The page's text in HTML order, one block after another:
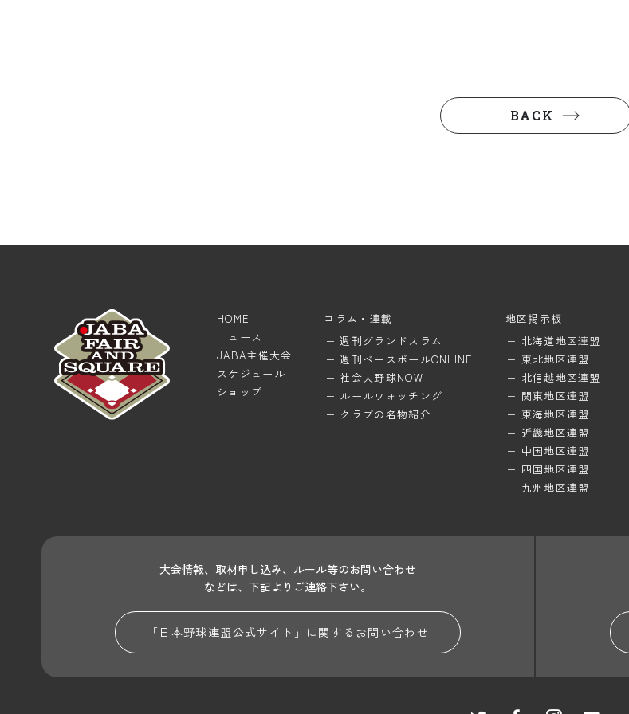
BACK
HOME
ニュース
JABA主催大会
スケジュール
ショップ
コラム・連載
週刊グランドスラム
週刊ベースボールONLINE
社会人野球NOW
ルールウォッチング
クラブの名物紹介
地区掲示板
北海道地区連盟
東北地区連盟
北信越地区連盟
関東地区連盟
東海地区連盟
近畿地区連盟
中国地区連盟
四国地区連盟
九州地区連盟
大会情報、取材申し込み、ルール等のお問い合わせ
などは、下記よりご連絡下さい。
「日本野球連盟公式サイト」に関する お問い合わせ